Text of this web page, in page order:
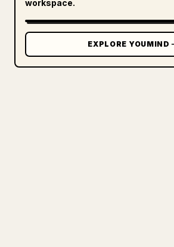
workspace.
EXPLORE YOUMIND